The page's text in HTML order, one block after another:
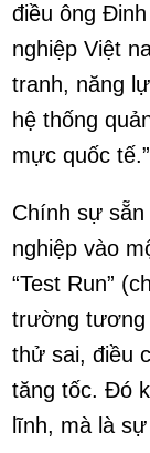
điều ông
nghiệp Việt
tranh, năng
hệ thống
mực quốc tế.”
Chính sự sẵn
nghiệp vào
“Test Run”
trường tương
thử sai, điều
tăng tốc. Đó
lĩnh, mà là